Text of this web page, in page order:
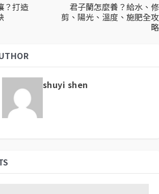
？打造
君子蘭怎麼養？給水、修
剪、陽光、溫度、施肥全攻
略
shuyi shen